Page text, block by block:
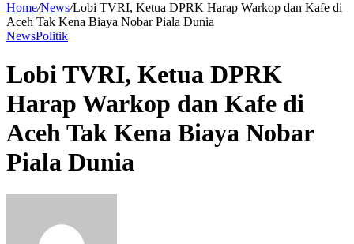
Home/News/Lobi TVRI, Ketua DPRK Harap Warkop dan Kafe di
Aceh Tak Kena Biaya Nobar Piala Dunia
NewsPolitik
Lobi TVRI, Ketua DPRK
Harap Warkop dan Kafe di
Aceh Tak Kena Biaya Nobar
Piala Dunia